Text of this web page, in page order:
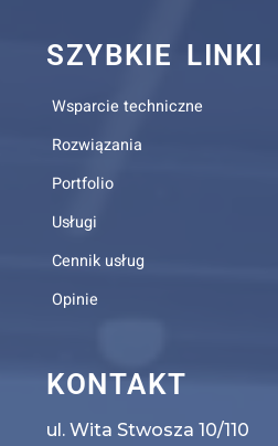
SZYBKIE LINKI
Wsparcie techniczne
Rozwiązania
Portfolio
Usługi
Cennik usług
Opinie
KONTAKT
ul. Wita Stwosza 10/110